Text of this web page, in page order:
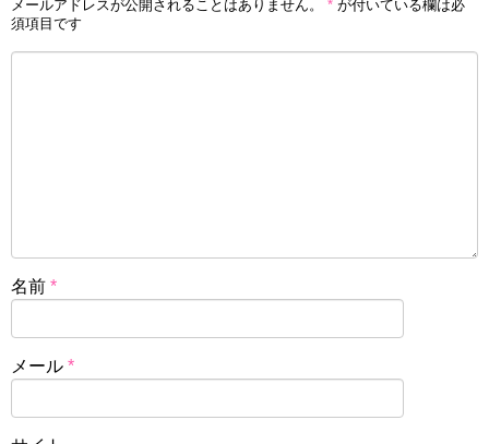
メールアドレスが公開されることはありません。 * が付いている欄は必
須項目です
名前 *
メール *